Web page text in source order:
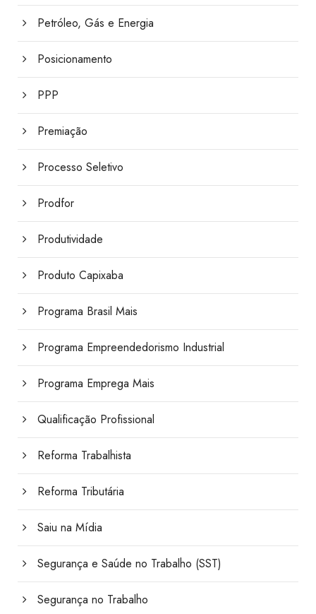
Petróleo, Gás e Energia
Posicionamento
PPP
Premiação
Processo Seletivo
Prodfor
Produtividade
Produto Capixaba
Programa Brasil Mais
Programa Empreendedorismo Industrial
Programa Emprega Mais
Qualificação Profissional
Reforma Trabalhista
Reforma Tributária
Saiu na Mídia
Segurança e Saúde no Trabalho (SST)
Segurança no Trabalho